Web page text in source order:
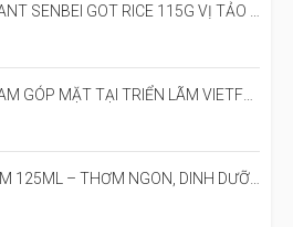
TẢO BIỂN CÁ NGỪ – GIÒN NGON CHUẨN NHẬT, ĐẬM ĐÀ HƯƠNG VỊ ĐẠI DƯƠNG
TẠI TRIỂN LÃM VIETFOOD & BEVERAGE 2026
DINH DƯỠNG VÀ ĐỒNG HÀNH CÙNG HÀNH TRÌNH HỌC TẬP CỦA TRẺ